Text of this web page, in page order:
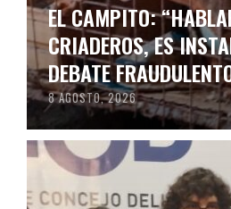
EL CAMPITO:
CRIADEROS, ES
DEBATE
8 AGOSTO, 2026